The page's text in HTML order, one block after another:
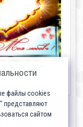
любовь"
файлы cookies
представляют
сайтом